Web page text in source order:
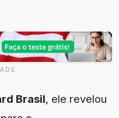
Brasil, ele revelou